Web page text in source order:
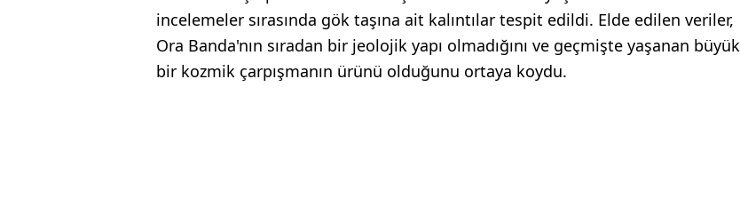
incelemeler sırasında gök taşına ait kalıntılar tespit edildi. Elde edilen veriler,
Ora Banda'nın sıradan bir jeolojik yapı olmadığını ve geçmişte yaşanan büyük
bir kozmik çarpışmanın ürünü olduğunu ortaya koydu.